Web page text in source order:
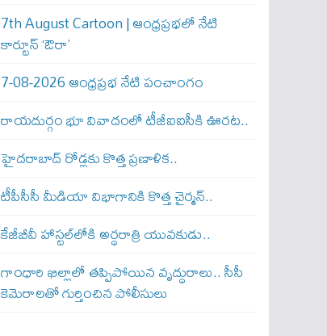
7th August Cartoon | ఆంధ్రప్రభలో నేటి
కార్టూన్ ‘ఔరా’
7-08-2026 ఆంధ్రప్రభ నేటి పంచాంగం
రాయదుర్గం భూ వివాదంలో టీజీఐఐసీకి ఊరట..
హైదరాబాద్ రోడ్లకు కొత్త ప్రణాళిక..
టీపీసీసీ మీడియా విభాగానికి కొత్త చైర్మన్..
కేజీబీవీ హాస్టల్‌లోకి అర్ధరాత్రి యువకుడు..
గాంధారి ఖిల్లాలో తప్పిపోయిన వృద్ధురాలు.. సీసీ
కెమెరాలతో గుర్తించిన పోలీసులు